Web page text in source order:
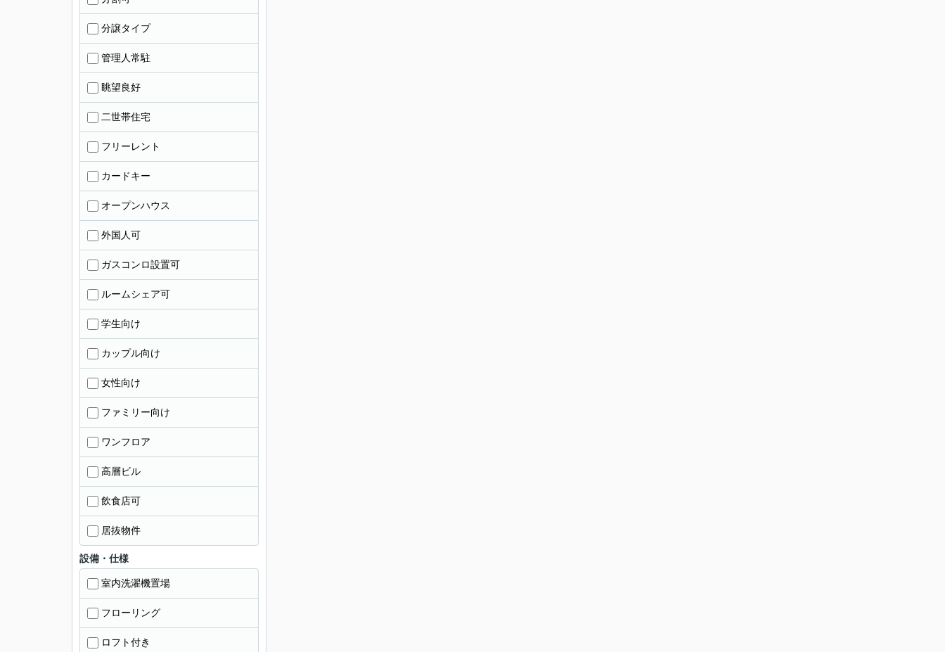
分譲タイプ
管理人常駐
眺望良好
二世帯住宅
フリーレント
カードキー
オープンハウス
外国人可
ガスコンロ設置可
ルームシェア可
学生向け
カップル向け
女性向け
ファミリー向け
ワンフロア
高層ビル
飲食店可
居抜物件
設備・仕様
室内洗濯機置場
フローリング
ロフト付き